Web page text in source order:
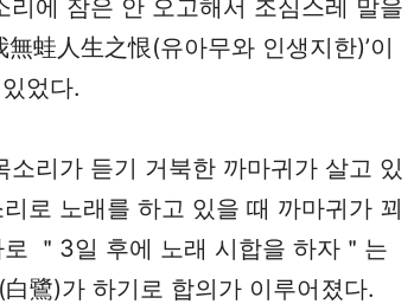
에 잠은 안 오고해서 조심스레 말을
蛙人生之恨(유아무와 인생지한)’이
었다.
소리가 듣기 거북한 까마귀가 살고 있
로 노래를 하고 있을 때 까마귀가 꾀
＂3일 후에 노래 시합을 하자＂는
鷺)가 하기로 합의가 이루어졌다.